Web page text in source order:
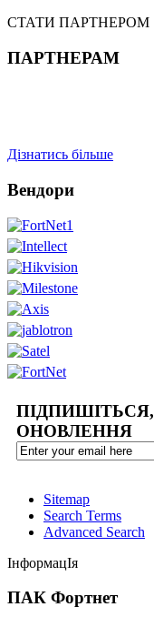
СТАТИ ПАРТНЕРОМ
ПАРТНЕРАМ
Дізнатись більше
Вендори
ОНОВЛЕННЯ
Sitemap
Search Terms
Advanced Search
ІнформацІя
ПАК Фортнет